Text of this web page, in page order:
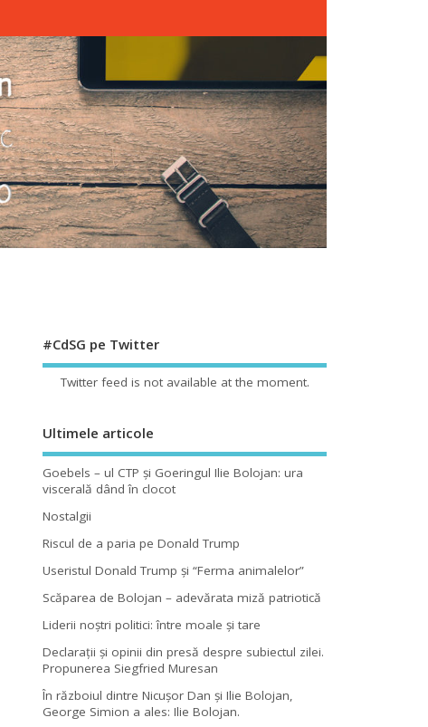
#CdSG pe Twitter
Twitter feed is not available at the moment.
Ultimele articole
Goebels – ul CTP şi Goeringul Ilie Bolojan: ura
viscerală dând în clocot
Nostalgii
Riscul de a paria pe Donald Trump
Useristul Donald Trump şi “Ferma animalelor”
Scăparea de Bolojan – adevărata miză patriotică
Liderii noştri politici: între moale şi tare
Declaraţii şi opinii din presă despre subiectul zilei.
Propunerea Siegfried Muresan
În războiul dintre Nicuşor Dan şi Ilie Bolojan,
George Simion a ales: Ilie Bolojan.